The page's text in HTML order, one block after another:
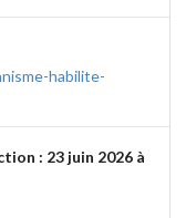
habilite-
: 23 juin 2026 à